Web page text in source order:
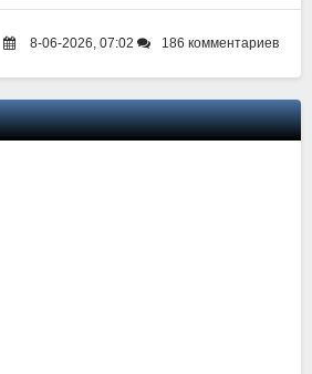
8-06-2026, 07:02 186 комментариев